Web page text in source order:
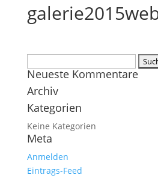
nach:
Neueste Kommentare
Archiv
Kategorien
Keine Kategorien
Meta
Anmelden
Eintrags-Feed